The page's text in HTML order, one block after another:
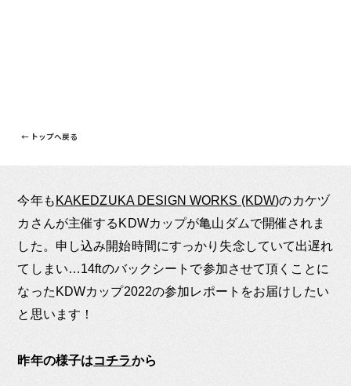
← トップへ戻る
今年も KAKEDZUKA DESIGN WORKS (KDW)のカケヅ
カさんが主催するKDWカップが亀山ダムで開催されま
した。申し込み開始時間にすっかり失念していて出遅れ
てしまい…14ftのバックシートで参加させて頂くことに
なったKDWカップ2022の参加レポートをお届けしたい
と思います！
昨年の様子はコチラから